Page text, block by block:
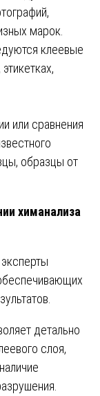
марок.
клеевые
или сравнения
образцы от
химанализа
эксперты
детально
слоя,